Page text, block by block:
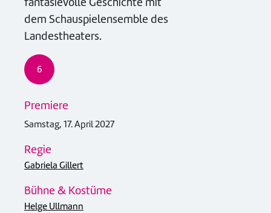
dem Schauspielensemble des
Landestheaters.
6
Premiere
Samstag, 17. April 2027
Regie
Gabriela Gillert
Bühne & Kostüme
Helge Ullmann